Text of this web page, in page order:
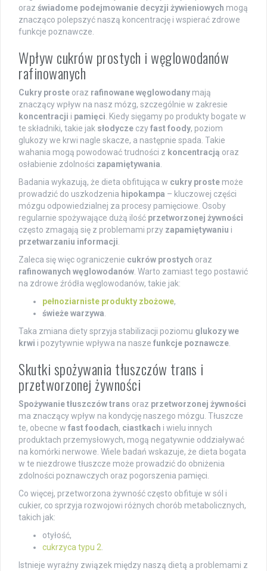
oraz świadome podejmowanie decyzji żywieniowych mogą
znacząco polepszyć naszą koncentrację i wspierać zdrowe
funkcje poznawcze.
Wpływ cukrów prostych i węglowodanów
rafinowanych
Cukry proste oraz rafinowane węglowodany mają
znaczący wpływ na nasz mózg, szczególnie w zakresie
koncentracji i pamięci . Kiedy sięgamy po produkty bogate w
te składniki, takie jak słodycze czyfast foody, poziom
glukozy we krwi nagle skacze, a następnie spada. Takie
wahania mogą powodować trudności z koncentracją oraz
osłabienie zdolności zapamiętywania
Badania wykazują, że dieta obfitująca w cukry proste może
prowadzić do uszkodzenia hipokampa – kluczowej części
mózgu odpowiedzialnej za procesy pamięciowe. Osoby
regularnie spożywające dużą ilość przetworzonej żywności
często zmagają się z problemami przy zapamiętywaniu i
przetwarzaniu informacji
Zaleca się więc ograniczenie cukrów prostych oraz
rafinowanych węglowodanów . Warto zamiast tego postawić
na zdrowe źródła węglowodanów, takie jak:
pełnoziarniste produkty zbożowe,
świeże warzywa
Taka zmiana diety sprzyja stabilizacji poziomu glukozy we
krwi i pozytywnie wpływa na nasze funkcje poznawcze
Skutki spożywania tłuszczów trans i
przetworzonej żywności
Spożywanie tłuszczów trans oraz przetworzonej żywności
ma znaczący wpływ na kondycję naszego mózgu. Tłuszcze
te, obecne w fast foodach, ciastkach i wielu innych
produktach przemysłowych, mogą negatywnie oddziaływać
na komórki nerwowe. Wiele badań wskazuje, że dieta bogata
w te niezdrowe tłuszcze może prowadzić do obniżenia
zdolności poznawczych oraz pogorszenia pamięci.
Co więcej, przetworzona żywność często obfituje w sól i
cukier, co sprzyja rozwojowi różnych chorób metabolicznych,
takich jak:
otyłość,
cukrzyca typu 2
Istnieje wyraźny związek między naszą dietą a problemami z